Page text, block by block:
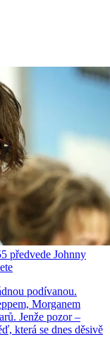
předvede Johnny
podívanou.
Morganem
Jenže pozor –
která se dnes děsivě